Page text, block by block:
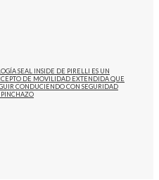
SEAL INSIDE DE PIRELLI ES UN
DE MOVILIDAD EXTENDIDA QUE
CONDUCIENDO CON SEGURIDAD
PINCHAZO